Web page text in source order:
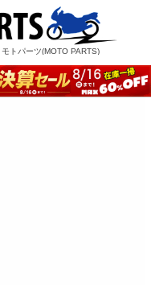
トパーツ(MOTO PARTS)